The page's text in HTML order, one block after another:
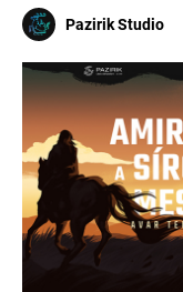
Pazirik Studio